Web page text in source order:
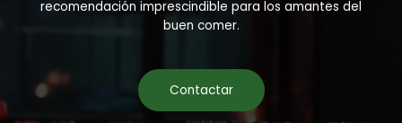
recomendación imprescindible para los amantes del
buen comer.
Contactar